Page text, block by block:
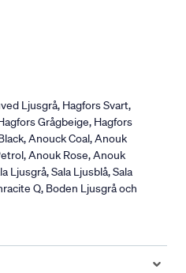
Ljusgrå, Hagfors Svart,
Grågbeige, Hagfors
Anouck Coal, Anouk
Anouk Rose, Anouk
Ljusgrå, Sala Ljusblå, Sala
Q, Boden Ljusgrå och